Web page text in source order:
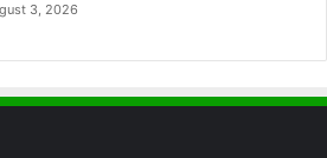
3, 2026